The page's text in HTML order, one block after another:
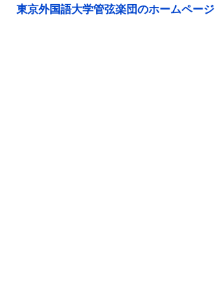
東京外国語大学管弦楽団のホームページ